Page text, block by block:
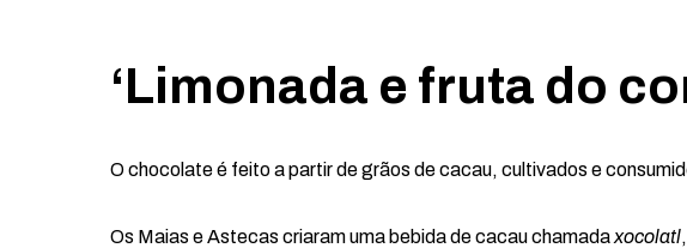
‘Limonada e fruta do
O chocolate é feito a partir de grãos de cacau, cultivados e
Os Maias e Astecas criaram uma bebida de cacau chamadaxocolatl